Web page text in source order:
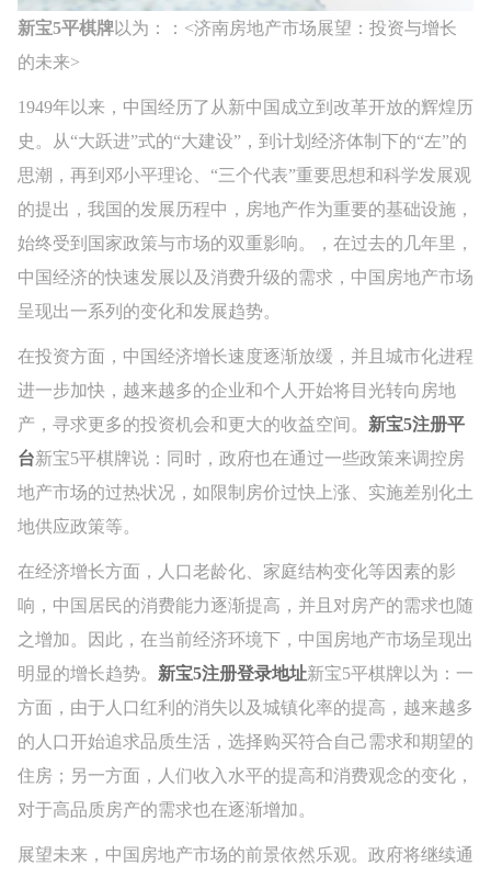
新宝5平棋牌以为：：<济南房地产市场展望：投资与增长
的未来>
1949年以来，中国经历了从新中国成立到改革开放的辉煌历
史。从“大跃进”式的“大建设”，到计划经济体制下的“左”的
思潮，再到邓小平理论、“三个代表”重要思想和科学发展观
的提出，我国的发展历程中，房地产作为重要的基础设施，
始终受到国家政策与市场的双重影响。，在过去的几年里，
中国经济的快速发展以及消费升级的需求，中国房地产市场
呈现出一系列的变化和发展趋势。
在投资方面，中国经济增长速度逐渐放缓，并且城市化进程
进一步加快，越来越多的企业和个人开始将目光转向房地
产，寻求更多的投资机会和更大的收益空间。 新宝5注册平
台新宝5平棋牌说：同时，政府也在通过一些政策来调控房
地产市场的过热状况，如限制房价过快上涨、实施差别化土
地供应政策等。
在经济增长方面，人口老龄化、家庭结构变化等因素的影
响，中国居民的消费能力逐渐提高，并且对房产的需求也随
之增加。因此，在当前经济环境下，中国房地产市场呈现出
明显的增长趋势。 新宝5注册登录地址新宝5平棋牌以为：一
方面，由于人口红利的消失以及城镇化率的提高，越来越多
的人口开始追求品质生活，选择购买符合自己需求和期望的
住房；另一方面，人们收入水平的提高和消费观念的变化，
对于高品质房产的需求也在逐渐增加。
展望未来，中国房地产市场的前景依然乐观。政府将继续通